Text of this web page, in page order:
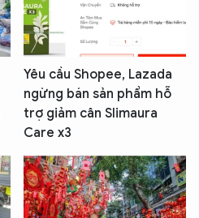
Yêu cầu Shopee, Lazada
ngừng bán sản phẩm hỗ
trợ giảm cân Slimaura
Care x3